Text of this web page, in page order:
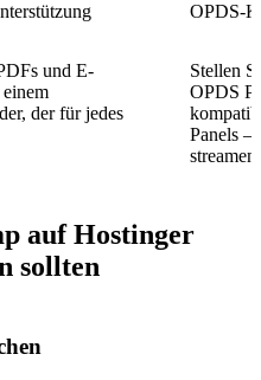
und E-
der für jedes
OPDS-
Stellen
OPDS
Panels
auf Hostinger
sollten